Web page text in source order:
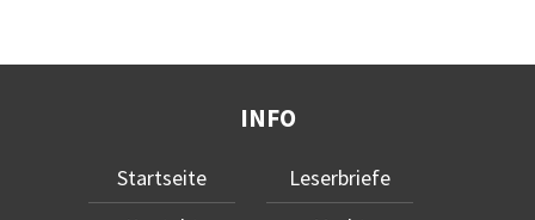
INFO
Startseite
Leserbriefe